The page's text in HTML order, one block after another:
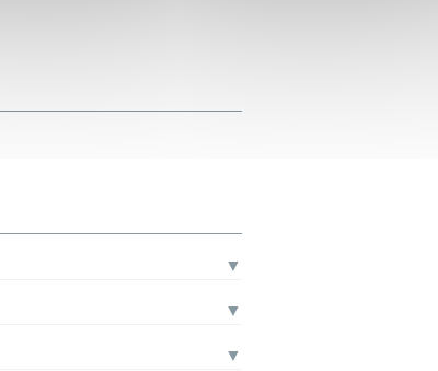
▼
▼
▼